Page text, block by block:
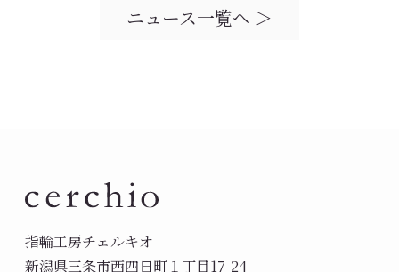
ニュース一覧へ ＞
指輪工房チェルキオ
新潟県三条市西四日町１丁目17-24